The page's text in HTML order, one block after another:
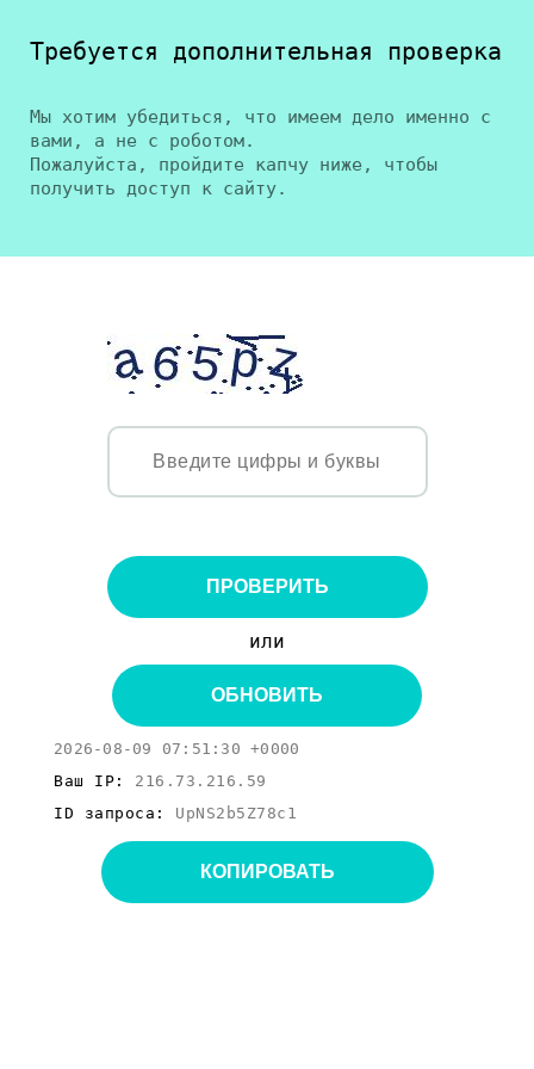
Требуется дополнительная проверка
Мы хотим убедиться, что имеем дело именно с
вами, а не с роботом.
Пожалуйста, пройдите капчу ниже, чтобы
получить доступ к сайту.
ПРОВЕРИТЬ
или
ОБНОВИТЬ
2026-08-09 07:51:30 +0000
Ваш IP: 216.73.216.59
ID запроса: UpNS2b5Z78c1
КОПИРОВАТЬ